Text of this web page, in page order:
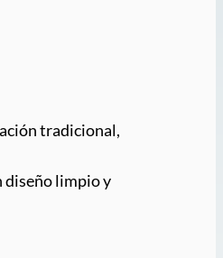
tradicional,
diseño limpio y